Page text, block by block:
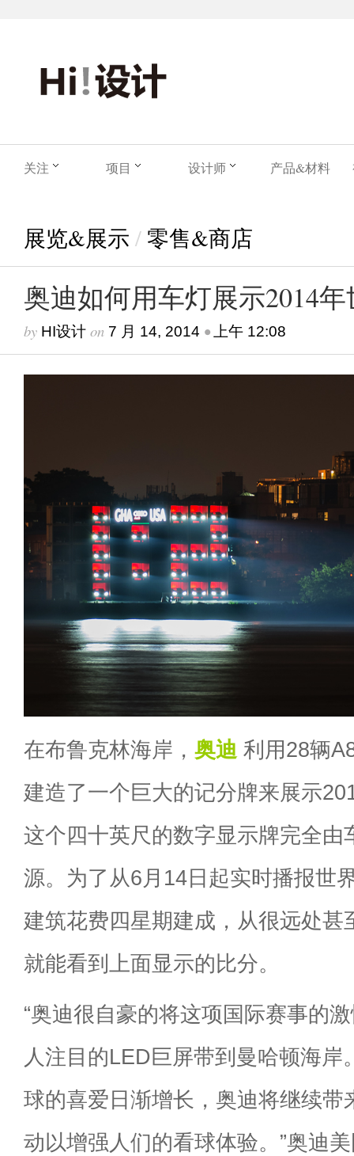
关注 项目 设计师 产品&材料
展览&展示 / 零售&商店
奥迪如何用车灯展示2014
by HI设计 on 7 月 14, 2014 • 上午 12:08
在布鲁克林海岸， 奥迪利用28辆
建造了一个巨大的记分牌来展示
这个四十英尺的数字显示牌完全由
源。为了从6月14日起实时播报世
建筑花费四星期建成，从很远处甚
就能看到上面显示的比分。
“奥迪很自豪的将这项国际赛事的
人注目的LED巨屏带到曼哈顿海岸
球的喜爱日渐增长，奥迪将继续带
动以增强人们的看球体验。”奥迪